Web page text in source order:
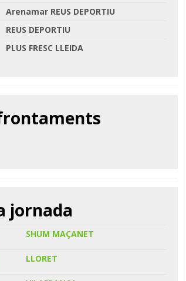
Arenamar REUS DEPORTIU
REUS DEPORTIU
PLUS FRESC LLEIDA
jornada
SHUM MAÇANET
LLORET